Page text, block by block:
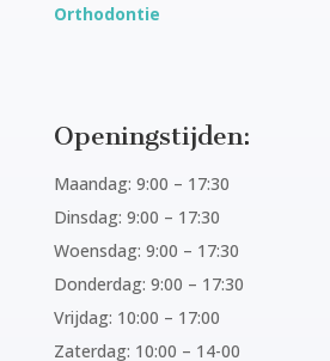
Orthodontie
Openingstijden:
Maandag: 9:00 – 17:30
Dinsdag: 9:00 – 17:30
Woensdag: 9:00 – 17:30
Donderdag: 9:00 – 17:30
Vrijdag: 10:00 – 17:00
Zaterdag: 10:00 – 14-00